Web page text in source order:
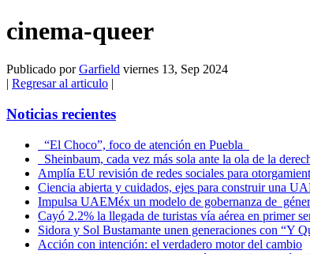
cinema-queer
Publicado porGarfield viernes 13, Sep 2024
Regresar al articulo
Noticias recientes
“El Choco”, foco de atención en Puebla
Sheinbaum, cada vez más sola ante la ola de la
Amplía EU revisión de redes sociales para
Ciencia abierta y cuidados, ejes para construir una
Impulsa UAEMéx un modelo de gobernanza de
Cayó 2.2% la llegada de turistas vía aérea en primer
Sidora y Sol Bustamante unen generaciones con “Y
Acción con intención: el verdadero motor del cambio